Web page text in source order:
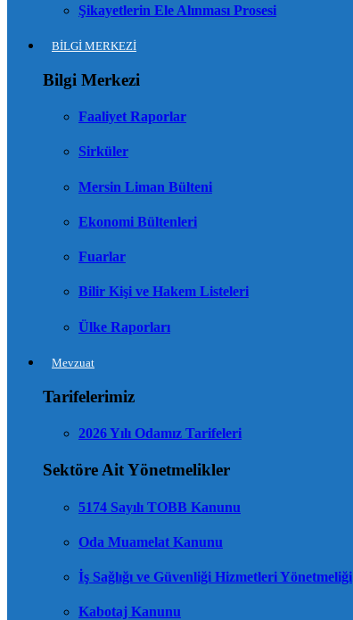
Şikayetlerin Ele Alınması Prosesi
BİLGİ MERKEZİ
Bilgi Merkezi
Faaliyet Raporlar
Sirküler
Mersin Liman Bülteni
Ekonomi Bültenleri
Fuarlar
Bilir Kişi ve Hakem Listeleri
Ülke Raporları
Mevzuat
Tarifelerimiz
2026 Yılı Odamız Tarifeleri
Sektöre Ait Yönetmelikler
5174 Sayılı TOBB Kanunu
Oda Muamelat Kanunu
İş Sağlığı ve Güvenliği Hizmetleri Yönetmeliği
Kabotaj Kanunu